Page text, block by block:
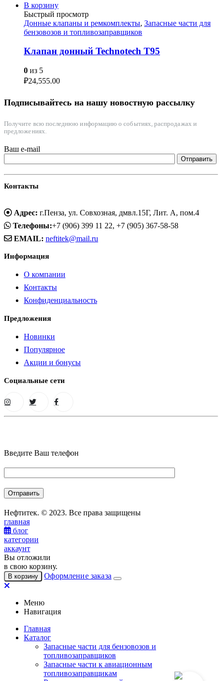
В корзину
Быстрый просмотр
Донные клапаны и ремкомплекты, Запасные части для
бензовозов и топливозаправщиков
Клапан донный Technotech T95
0 из 5
₽24,555.00
Подписывайтесь на нашу новостную рассылку
Получите всю последнюю информацию о событиях, распродажах и
предложениях.
Ваш e-mail
Контакты
Адрес: г.Пенза, ул. Совхозная, дмвл.15Г, Лит. А, пом.4
Телефоны:+7 (906) 399 11 22, +7 (905) 367-58-58
EMAIL: neftitek@mail.ru
Информация
О компании
Контакты
Конфиденциальность
Предложения
Новинки
Популярное
Акции и бонусы
Социальные сети
Введите Ваш телефон
Нефтитек. © 2023. Все права защищены
главная
блог
категории
аккаунт
Вы отложили
в свою корзину.
В корзину Оформление заказа
Меню
Навигация
Главная
Каталог
Запасные части для бензовозов и
топливозаправщиков
Запасные части к авиационным
топливозаправщикам